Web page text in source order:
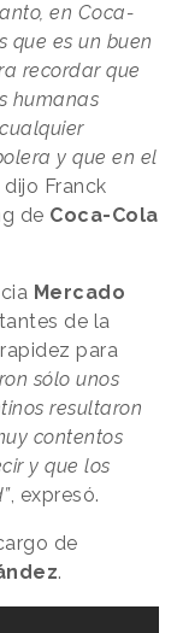
en Coca-
que es un buen
recordar que
humanas
y que en el
dijo Franck
de Coca-Cola
Mercado
de la
para
sólo unos
resultaron
contentos
y que los
, expresó.
de
.